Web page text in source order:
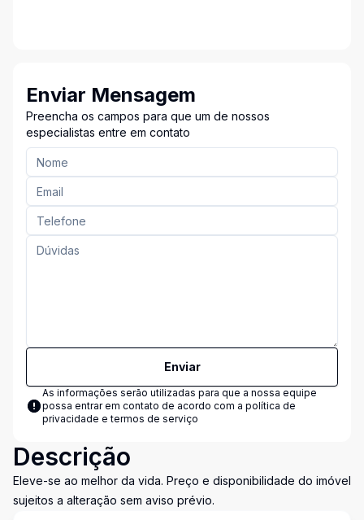
Enviar Mensagem
Preencha os campos para que um de nossos
especialistas entre em contato
Enviar
As informações serão utilizadas para que a nossa equipe
possa entrar em contato de acordo com a política de
privacidade e termos de serviço
Descrição
Eleve-se ao melhor da vida. Preço e disponibilidade do imóvel
sujeitos a alteração sem aviso prévio.